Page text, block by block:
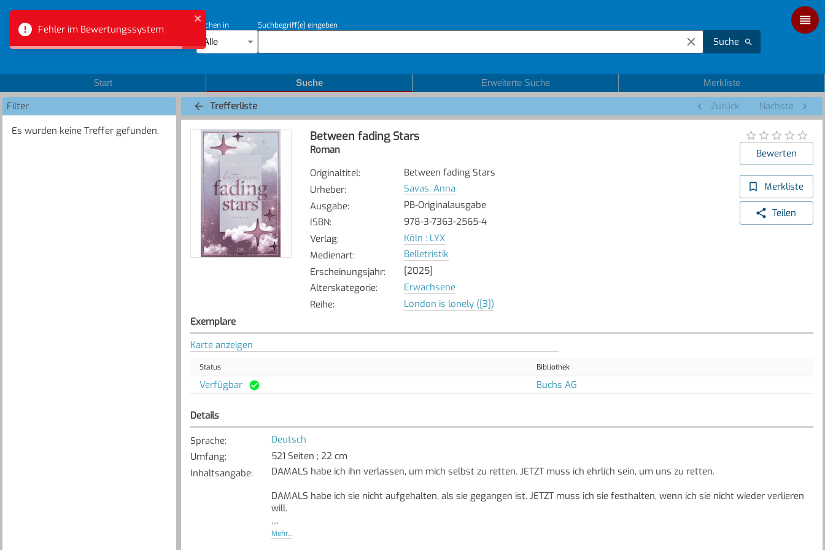
Fehler im Bewertungssystem
Bibliotheksverbund Aargau
Suchen in
Alle
Suchbegriff(e) eingeben
Suche
Start Suche Erweiterte Suche Merkliste
Filter
Es wurden keine Treffer gefunden.
Trefferliste Zurück Nächste
Between fading Stars
Roman
Originaltitel:
Between fading Stars
Urheber:
Savas, Anna
Ausgabe:
PB-Originalausgabe
ISBN:
978-3-7363-2565-4
Verlag:
Köln : LYX
Medienart:
Belletristik
Erscheinungsjahr:
[2025]
Alterskategorie:
Erwachsene
Reihe: London is lonely ([3])
Bewerten
Merkliste
Teilen
Exemplare
Karte anzeigen
Status Bibliothek
Verfügbar Buchs AG
Details
Sprache:
Deutsch
Umfang:
521 Seiten ; 22 cm
Inhaltsangabe:
DAMALS habe ich ihn verlassen, um mich selbst zu retten. JETZT muss ich ehrlich sein, um uns zu retten.
DAMALS habe ich sie nicht aufgehalten, als sie gegangen ist. JETZT muss ich sie festhalten, wenn ich sie nicht wieder verlieren
will.
JETZT können wir wieder wir sein, wenn wir mutig genug sind.
Mehr...